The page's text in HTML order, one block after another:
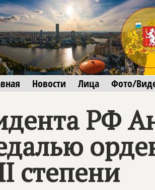
Новости Лица Фото/
РФ
степени